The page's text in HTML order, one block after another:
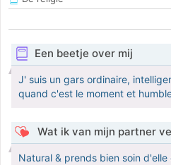
Een beetje over mij
J' suis un gars ordinaire,
quand c'est le moment et
Wat ik van mijn partner
Natural & prends bien soin